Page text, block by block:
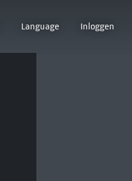
Language Inloggen